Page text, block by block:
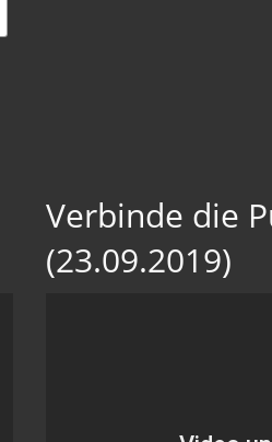
Verbinde die
(23.09.2019)